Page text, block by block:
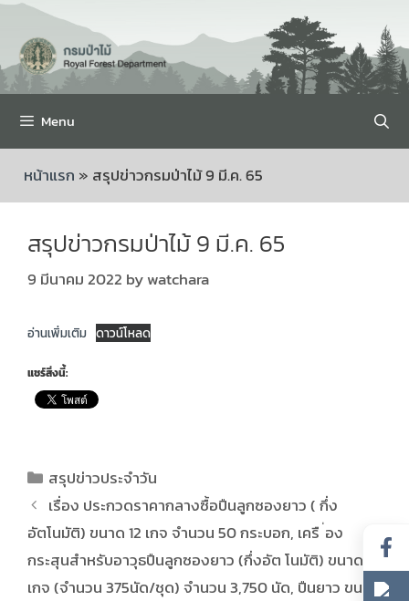
Menu
หน้าแรก » สรุปข่าวกรมป่าไม้ 9 มี.ค. 65
สรุปข่าวกรมป่าไม้ 9 มี.ค. 65
9 มีนาคม 2022 bywatchara
อ่านเพิ่มเติม ดาวน์โหลด
แชร์สิ่งนี้:
สรุปข่าวประจำวัน
เรื่อง ประกวดราคากลางซื้อปืนลูกซองยาว ( กึ่ง
อัตโนมัติ) ขนาด 12 เกจ จำนวน 50 กระบอก, เครื ่อง
กระสุนสำหรับอาวุธปืนลูกซองยาว (กึ่งอัต โนมัติ) ขนาด 12
เกจ (จำนวน 375นัด/ชุด) จำนวน 3,750 นัด, ปืนยาว ขนาด